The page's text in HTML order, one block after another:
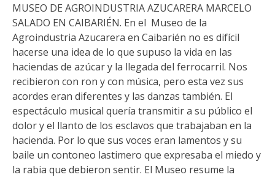
MUSEO DE AGROINDUSTRIA AZUCARERA MARCELO
SALADO EN CAIBARIÉN. En el Museo de la
Agroindustria Azucarera en Caibarién no es difícil
hacerse una idea de lo que supuso la vida en las
haciendas de azúcar y la llegada del ferrocarril. Nos
recibieron con ron y con música, pero esta vez sus
acordes eran diferentes y las danzas también. El
espectáculo musical quería transmitir a su público el
dolor y el llanto de los esclavos que trabajaban en la
hacienda. Por lo que sus voces eran lamentos y su
baile un contoneo lastimero que expresaba el miedo y
la rabia que debieron sentir. El Museo resume la